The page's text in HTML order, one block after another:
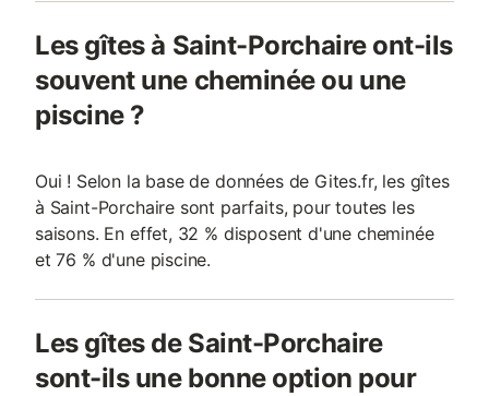
Les gîtes à Saint-Porchaire ont-ils
souvent une cheminée ou une
piscine ?
Oui ! Selon la base de données de Gites.fr, les gîtes
à Saint-Porchaire sont parfaits, pour toutes les
saisons. En effet, 32 % disposent d'une cheminée
et 76 % d'une piscine.
Les gîtes de Saint-Porchaire
sont-ils une bonne option pour